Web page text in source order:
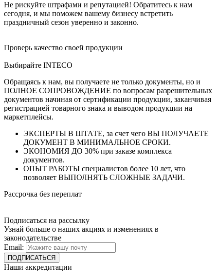
Не рискуйте штрафами и репутацией! Обратитесь к нам
сегодня, и мы поможем вашему бизнесу встретить
праздничный сезон уверенно и законно.
Проверь качество своей продукции
Выбирайте INTECO
Обращаясь к нам, вы получаете не только документы, но и
ПОЛНОЕ СОПРОВОЖДЕНИЕ по вопросам разрешительных
документов начиная от сертификации продукции, заканчивая
регистрацией товарного знака и выводом продукции на
маркетплейсы.
ЭКСПЕРТЫ В ШТАТЕ, за счет чего ВЫ ПОЛУЧАЕТЕ
ДОКУМЕНТ В МИНИМАЛЬНОЕ СРОКИ.
ЭКОНОМИЯ ДО 30% при заказе комплекса
документов.
ОПЫТ РАБОТЫ специалистов более 10 лет, что
позволяет ВЫПОЛНЯТЬ СЛОЖНЫЕ ЗАДАЧИ.
Рассрочка без переплат
Подписаться на рассылку
Узнай больше о наших акциях и изменениях в
законодательстве
Email:
Наши аккредитации